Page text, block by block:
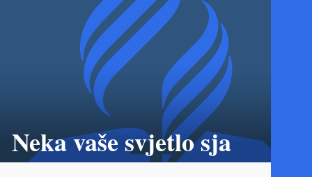
Neka vaše svjetlo sja